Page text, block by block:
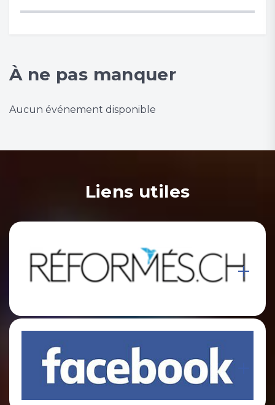
À ne pas manquer
Aucun événement disponible
Liens utiles